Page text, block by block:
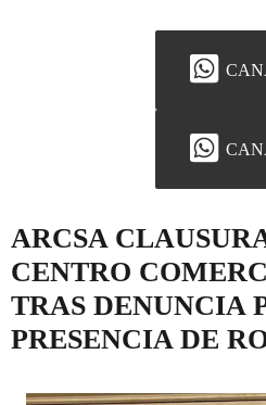
ARCSA
CENTRO
TRAS DENUNCIA
PRESENCIA DE